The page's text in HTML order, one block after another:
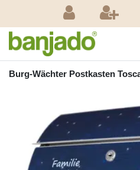
Burg-Wächter Postkasten